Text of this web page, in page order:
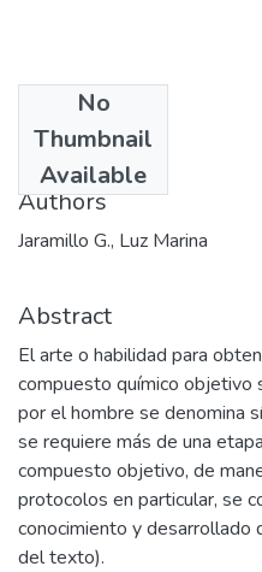
No
Thumbnail
Available
2004-07-30
Authors
Jaramillo G., Luz Marina
Abstract
El arte o habilidad para
compuesto químico objetivo
por el hombre se denomina
se requiere más de una
compuesto objetivo, de
protocolos en particular, se
conocimiento y desarrollado
del texto).